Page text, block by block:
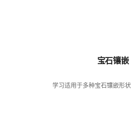
宝石镶嵌
学习适用于多种宝石镶嵌形状